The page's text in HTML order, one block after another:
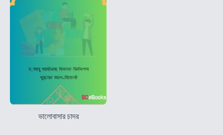
ভালোবাসার চাদর